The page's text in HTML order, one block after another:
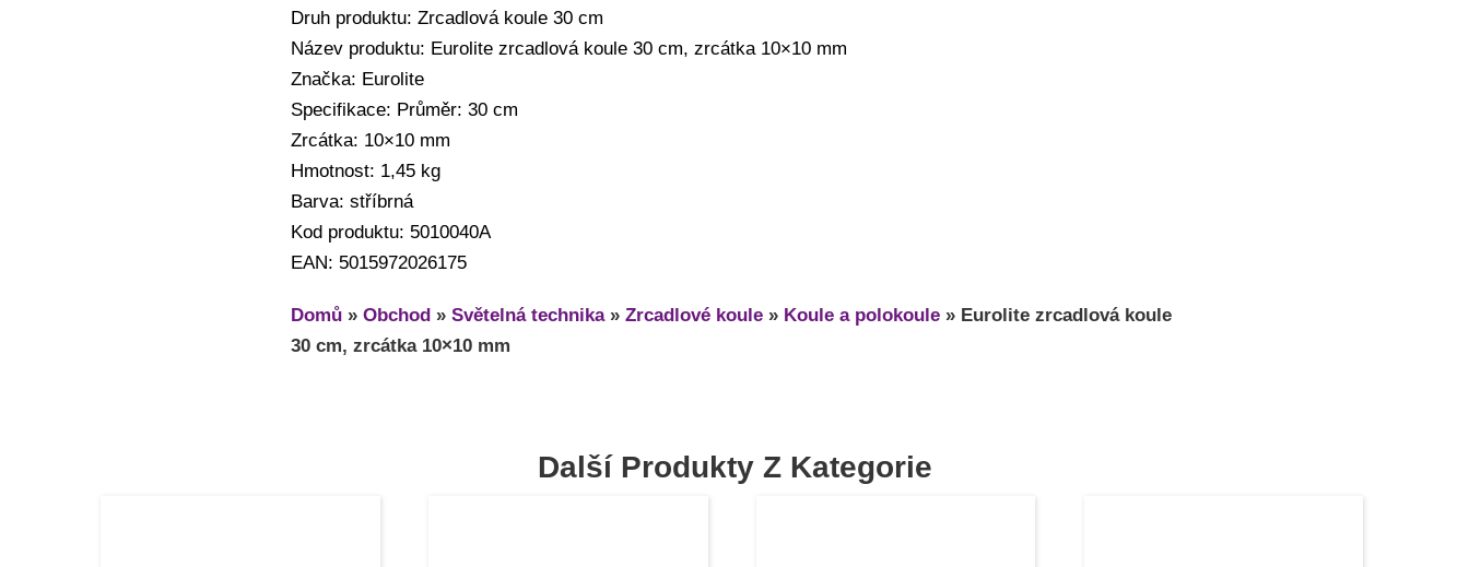
Druh produktu: Zrcadlová koule 30 cm
Název produktu: Eurolite zrcadlová koule 30 cm, zrcátka 10×10 mm
Značka: Eurolite
Specifikace: Průměr: 30 cm
Zrcátka: 10×10 mm
Hmotnost: 1,45 kg
Barva: stříbrná
Kod produktu: 5010040A
EAN: 5015972026175
Domů » Obchod » Světelná technika» Zrcadlové koule » Koule a polokoule » Eurolite zrcadlová koule
30 cm, zrcátka 10×10 mm
Další Produkty Z Kategorie